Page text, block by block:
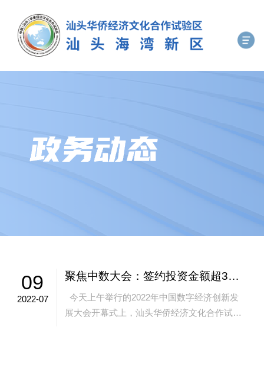
09
2022-07
聚焦中数大会：签约投资金额超300亿元！华侨试验区与19家头部企业签约
今天上午举行的2022年中国数字经济创新发
展大会开幕式上，汕头华侨经济文化合作试验